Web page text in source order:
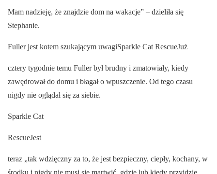
Mam nadzieję, że znajdzie dom na wakacje” – dzieliła się
Stephanie.
Fuller jest kotem szukającym uwagiSparkle Cat RescueJuż
cztery tygodnie temu Fuller był brudny i zmatowiały, kiedy
zawędrował do domu i błagał o wpuszczenie. Od tego czasu
nigdy nie oglądał się za siebie.
Sparkle Cat
RescueJest
teraz „tak wdzięczny za to, że jest bezpieczny, ciepły, kochany, w
środku i nigdy nie musi się martwić, gdzie lub kiedy przyjdzie